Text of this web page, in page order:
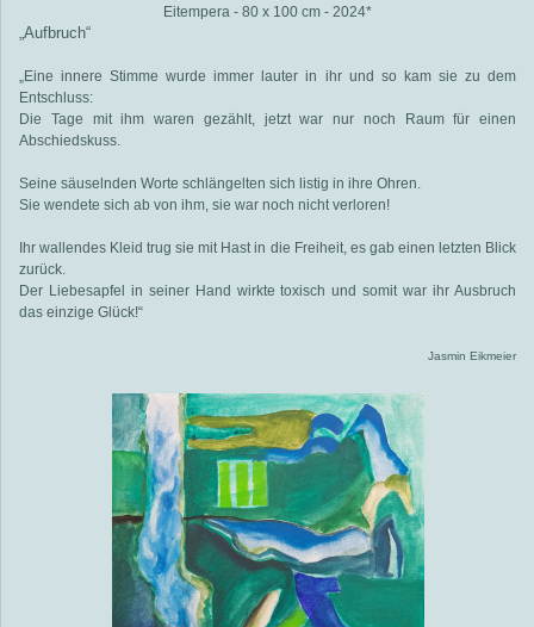
Eitempera - 80 x 100 cm - 2024*
„Aufbruch“
„Eine innere Stimme wurde immer lauter in ihr und so kam sie zu dem
Entschluss:
Die Tage mit ihm waren gezählt, jetzt war nur noch Raum für einen
Abschiedskuss.
Seine säuselnden Worte schlängelten sich listig in ihre Ohren.
Sie wendete sich ab von ihm, sie war noch nicht verloren!
Ihr wallendes Kleid trug sie mit Hast in die Freiheit, es gab einen letzten Blick
zurück.
Der Liebesapfel in seiner Hand wirkte toxisch und somit war ihr Ausbruch
das einzige Glück!“
Jasmin Eikmeier